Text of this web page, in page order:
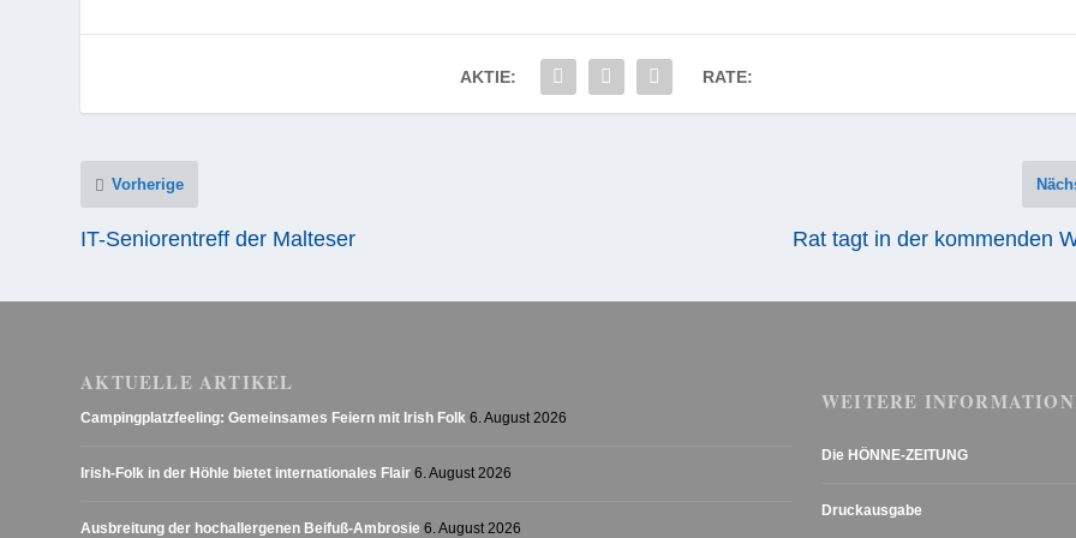
AKTIE: RATE:
Vorherige
IT-Seniorentreff der Malteser Rat tagt in der kommenden
AKTUELLE ARTIKEL
Campingplatzfeeling: Gemeinsames Feiern mit Irish Folk 6. August 2026
Irish-Folk in der Höhle bietet internationales Flair 6. August 2026
Ausbreitung der hochallergenen Beifuß-Ambrosie 6. August 2026
WEITERE
Die HÖNNE-ZEITUNG
Druckausgabe